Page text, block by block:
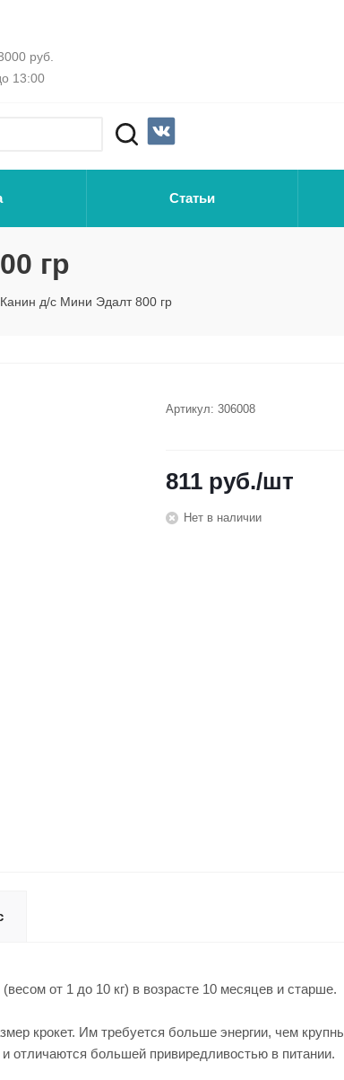
руб.
13:00
Статьи
гр
д/с Мини Эдалт 800 гр
Артикул: 306008
811 руб./шт
Нет в наличии
от 1 до 10 кг) в возрасте 10 месяцев и старше.
крокет. Им требуется больше энергии, чем
отличаются большей привиредливостью в питании.